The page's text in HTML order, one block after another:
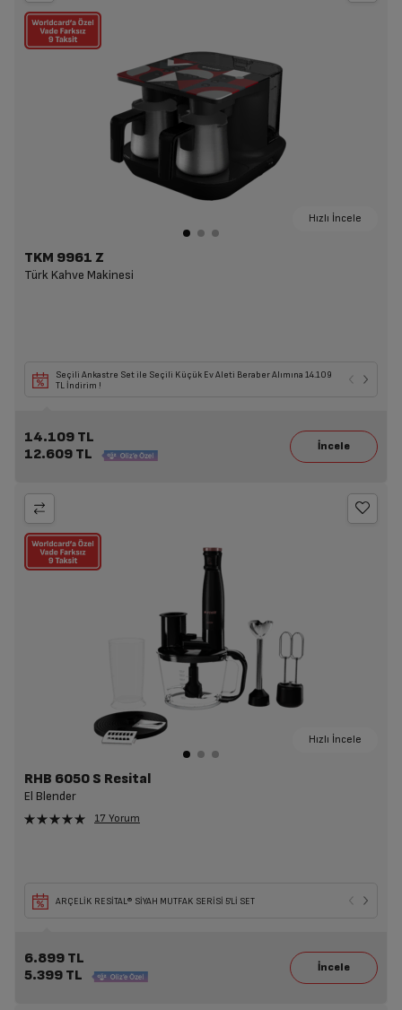
Hızlı İncele
TKM 9961 Z
Türk Kahve Makinesi
Seçili Ankastre Set ile Seçili Küçük Ev Aleti Beraber Alımına 14.109
TL İndirim !
14.109 TL
12.609 TL
Hızlı İncele
RHB 6050 S Resital
El Blender
17 Yorum
ARÇELİK RESİTAL® SİYAH MUTFAK SERİSİ 5'Lİ SET
6.899 TL
5.399 TL